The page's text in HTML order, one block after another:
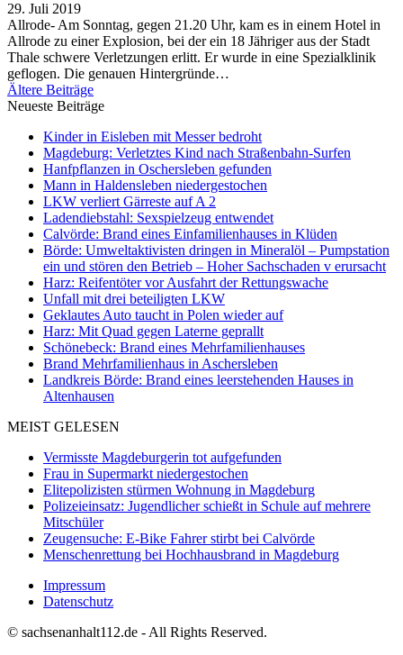
29. Juli 2019
Allrode- Am Sonntag, gegen 21.20 Uhr, kam es in einem Hotel in
Allrode zu einer Explosion, bei der ein 18 Jähriger aus der Stadt
Thale schwere Verletzungen erlitt. Er wurde in eine Spezialklinik
geflogen. Die genauen Hintergründe…
Ältere Beiträge
Neueste Beiträge
Kinder in Eisleben mit Messer bedroht
Magdeburg: Verletztes Kind nach Straßenbahn-Surfen
Hanfpflanzen in Oschersleben gefunden
Mann in Haldensleben niedergestochen
LKW verliert Gärreste auf A 2
Ladendiebstahl: Sexspielzeug entwendet
Calvörde: Brand eines Einfamilienhauses in Klüden
Börde: Umweltaktivisten dringen in Mineralöl – Pumpstation
ein und stören den Betrieb – Hoher Sachschaden v erursacht
Harz: Reifentöter vor Ausfahrt der Rettungswache
Unfall mit drei beteiligten LKW
Geklautes Auto taucht in Polen wieder auf
Harz: Mit Quad gegen Laterne geprallt
Schönebeck: Brand eines Mehrfamilienhauses
Brand Mehrfamilienhaus in Aschersleben
Landkreis Börde: Brand eines leerstehenden Hauses in
Altenhausen
MEIST GELESEN
Vermisste Magdeburgerin tot aufgefunden
Frau in Supermarkt niedergestochen
Elitepolizisten stürmen Wohnung in Magdeburg
Polizeieinsatz: Jugendlicher schießt in Schule auf mehrere
Mitschüler
Zeugensuche: E-Bike Fahrer stirbt bei Calvörde
Menschenrettung bei Hochhausbrand in Magdeburg
Impressum
Datenschutz
© sachsenanhalt112.de - All Rights Reserved.